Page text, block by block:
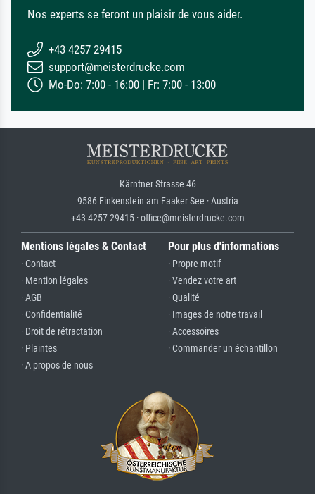
Nos experts se feront un plaisir de vous aider.
+43 4257 29415
support@meisterdrucke.com
Mo-Do: 7:00 - 16:00 | Fr: 7:00 - 13:00
Kärntner Strasse 46
9586 Finkenstein am Faaker See · Austria
+43 4257 29415 · office@meisterdrucke.com
Mentions légales & Contact
· Contact
· Mention légales
· AGB
· Confidentialité
· Droit de rétractation
· Plaintes
· A propos de nous
Pour plus d'informations
· Propre motif
· Vendez votre art
· Qualité
· Images de notre travail
· Accessoires
· Commander un échantillon